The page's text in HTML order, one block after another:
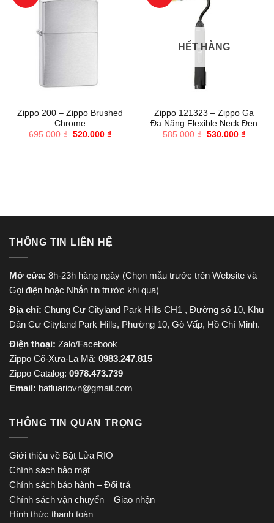
Zippo 200 – Zippo Brushed
Chrome
695.000₫ Giá
520.000 ₫Giá
HẾT HÀNG
Zippo 121323 – Zippo Ga
Đa Năng Flexible Neck Đen
585.000₫ Giá
530.000 ₫Giá
THÔNG TIN LIÊN HỆ
Mở cửa: 8h-23h hàng ngày (Chọn mẫu trước trên Website và
Gọi điện hoặc Nhắn tin trước khi qua)
Địa chỉ: Chung Cư Cityland Park Hills CH1 , Đường số 10, Khu
Dân Cư Cityland Park Hills, Phường 10, Gò Vấp, Hồ Chí Minh.
Điện thoại: Zalo/Facebook
Zippo Cổ-Xưa-La Mã: 0983.247.815
Zippo Catalog: 0978.473.739
Email: batluariovn@gmail.com
THÔNG TIN QUAN TRỌNG
Giới thiệu về Bật Lửa RIO
Chính sách bảo mật
Chính sách bảo hành – Đổi trả
Chính sách vận chuyển – Giao nhận
Hình thức thanh toán